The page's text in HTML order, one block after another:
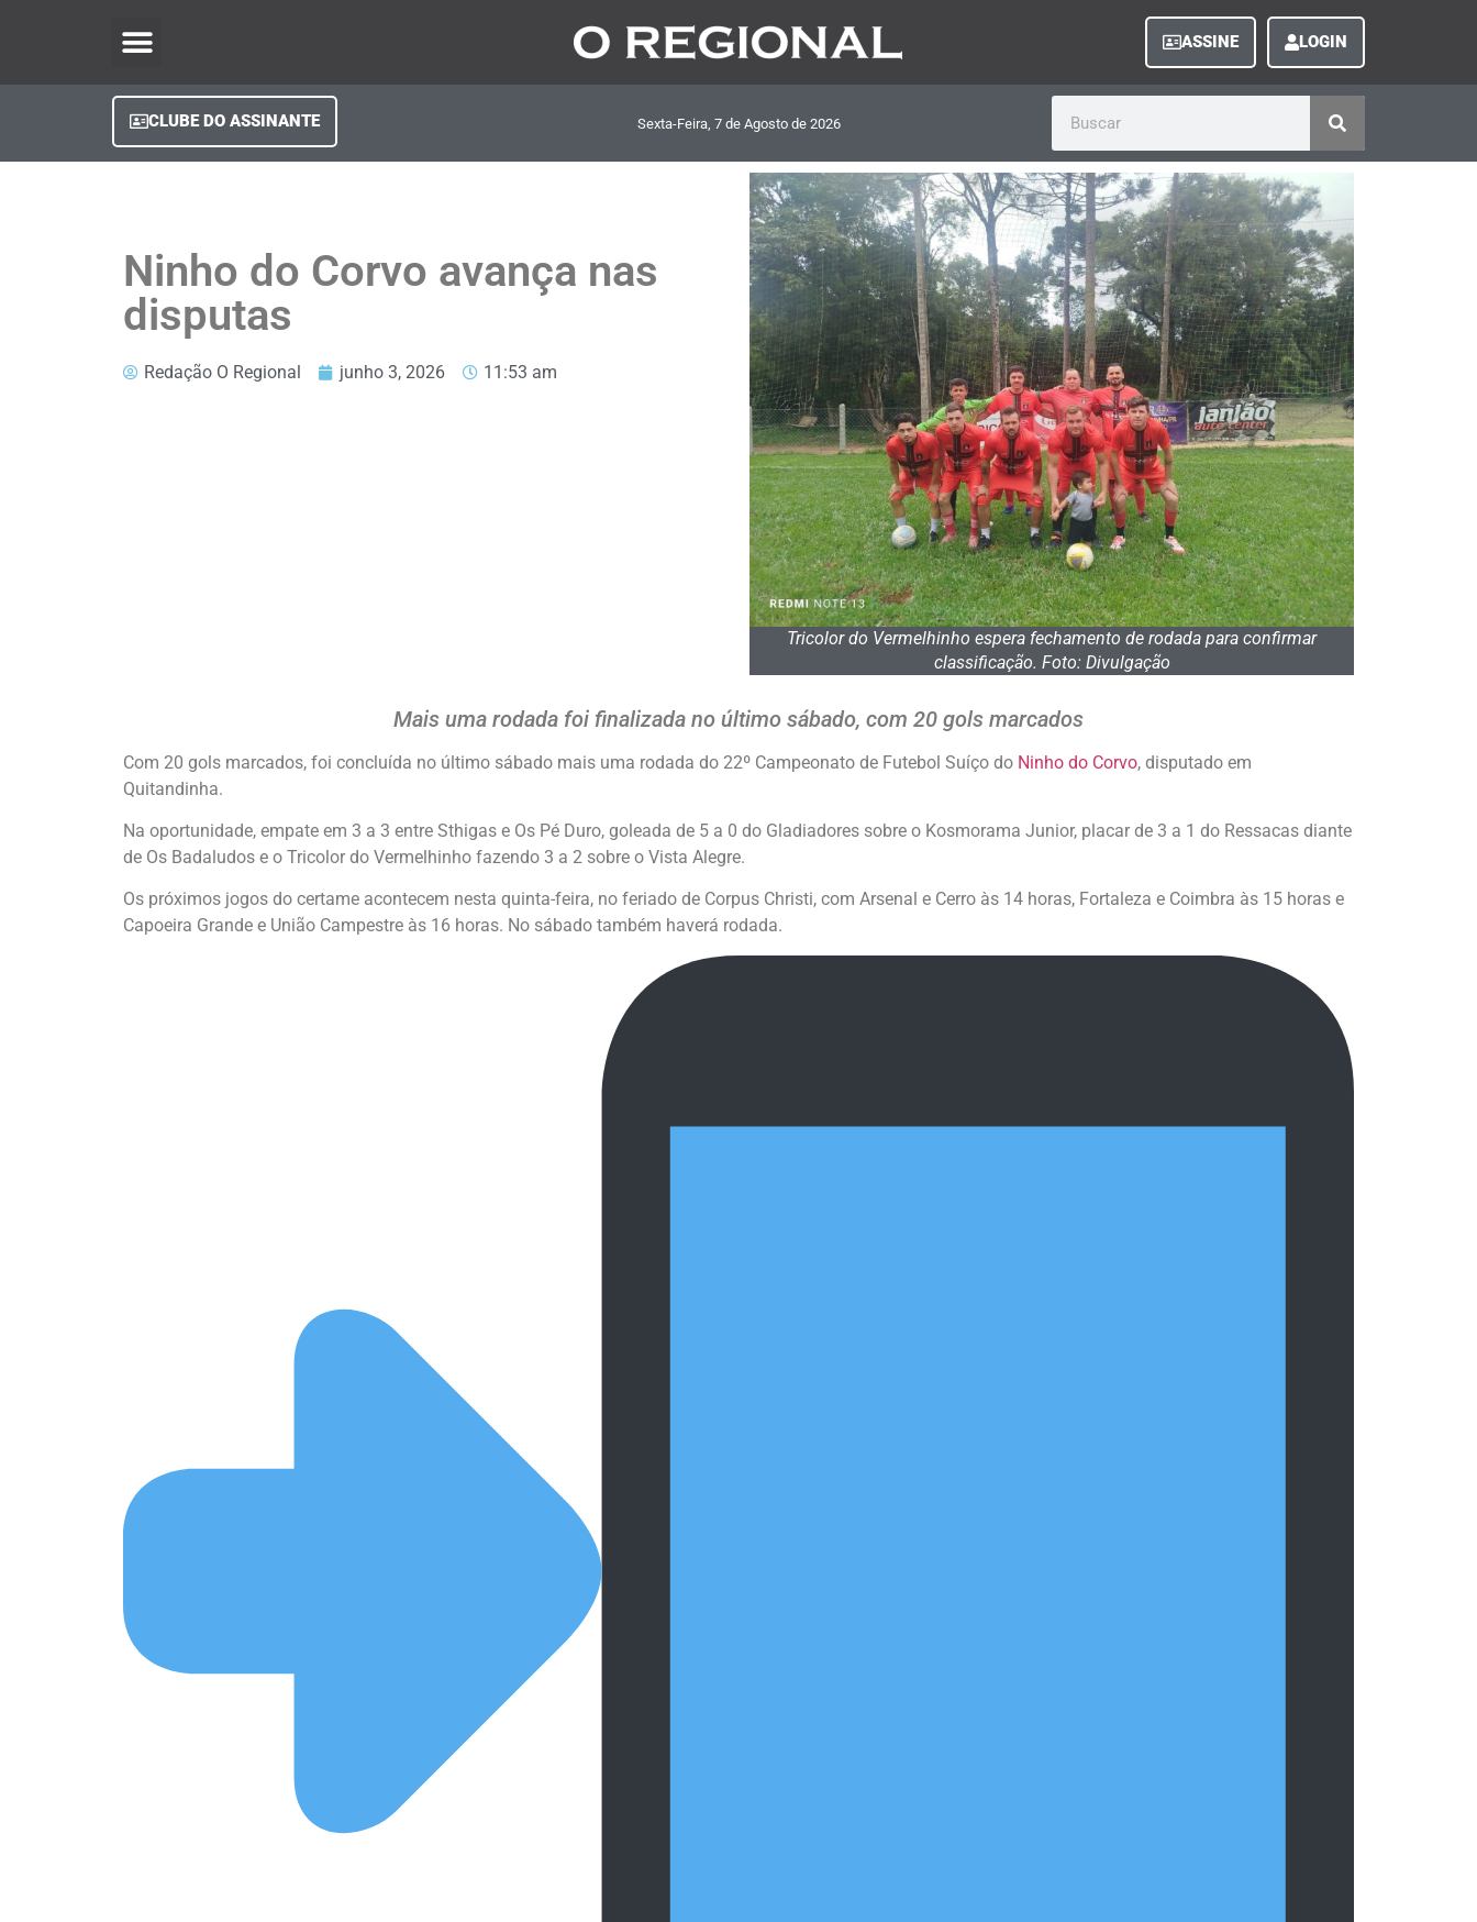
ASSINE LOGIN
CLUBE DO ASSINANTE Sexta-Feira, 7de Agostode 2026
Ninho do Corvo avança nas
disputas
Redação O Regional junho 3, 2026 11:53 am
Tricolor do Vermelhinho espera fechamento de rodada para confirmar
classificação. Foto: Divulgação
Mais uma rodada foi finalizada no último sábado, com 20 gols marcados
Com 20 gols marcados, foi concluída no último sábado mais uma rodada do 22º Campeonato de Futebol Suíço do Ninho do Corvo, disputado em
Quitandinha.
Na oportunidade, empate em 3 a 3 entre Sthigas e Os Pé Duro, goleada de 5 a 0 do Gladiadores sobre o Kosmorama Junior, placar de 3 a 1 do Ressacas diante
de Os Badaludos e o Tricolor do Vermelhinho fazendo 3 a 2 sobre o Vista Alegre.
Os próximos jogos do certame acontecem nesta quinta-feira, no feriado de Corpus Christi, com Arsenal e Cerro às 14 horas, Fortaleza e Coimbra às 15 horas e
Capoeira Grande e União Campestre às 16 horas. No sábado também haverá rodada.